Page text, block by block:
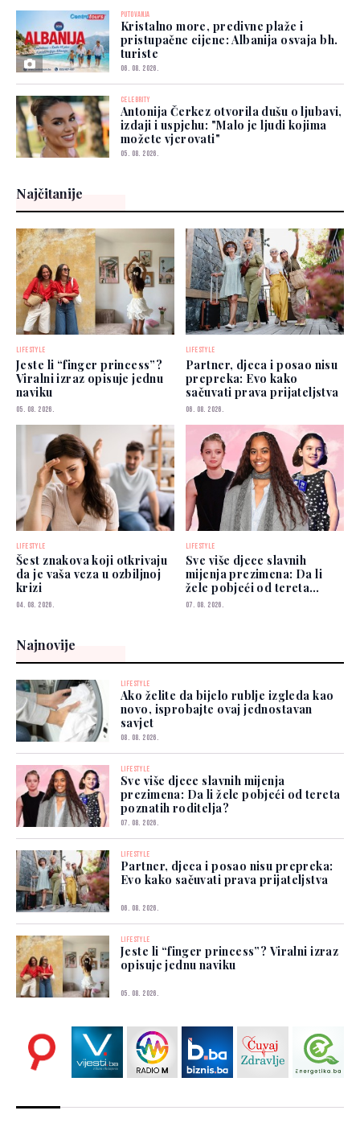
PUTOVANJA
Kristalno more, predivne plaže i
pristupačne cijene: Albanija osvaja bh.
turiste
06. 08. 2026.
CELEBRITY
Antonija Čerkez otvorila dušu o ljubavi,
izdaji i uspjehu: "Malo je ljudi kojima
možete vjerovati"
05. 08. 2026.
Najčitanije
LIFESTYLE
Jeste li “finger princess”?
Viralni izraz opisuje jednu
naviku
05. 08. 2026.
LIFESTYLE
Partner, djeca i posao nisu
prepreka: Evo kako
sačuvati prava prijateljstva
06. 08. 2026.
LIFESTYLE
Šest znakova koji otkrivaju
da je vaša veza u ozbiljnoj
krizi
04. 08. 2026.
LIFESTYLE
Sve više djece slavnih
mijenja prezimena: Da li
žele pobjeći od tereta
poznatih roditelja?
07. 08. 2026.
Najnovije
LIFESTYLE
Ako želite da bijelo rublje izgleda kao
novo, isprobajte ovaj jednostavan
savjet
08. 08. 2026.
LIFESTYLE
Sve više djece slavnih mijenja
prezimena: Da li žele pobjeći od tereta
poznatih roditelja?
07. 08. 2026.
LIFESTYLE
Partner, djeca i posao nisu prepreka:
Evo kako sačuvati prava prijateljstva
06. 08. 2026.
LIFESTYLE
Jeste li “finger princess”? Viralni izraz
opisuje jednu naviku
05. 08. 2026.